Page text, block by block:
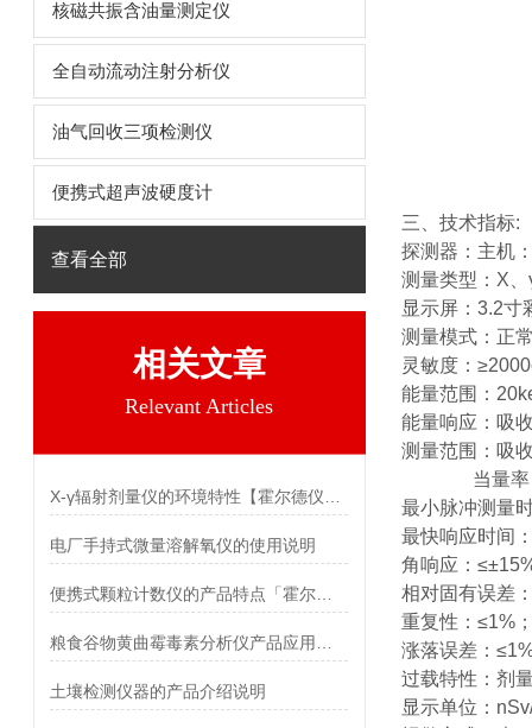
核磁共振含油量测定仪
全自动流动注射分析仪
油气回收三项检测仪
便携式超声波硬度计
查看全部
相关文章
Relevant Articles
电厂手持式微量溶解氧仪的使用说明
土壤检测仪器的产品介绍说明
三、技术指标:
探测器：主机
测量类型：X
显示屏：3.2寸
测量模式：正
灵敏度：
能量范围：
能量响应：吸
测量范围：吸
当量率：
最小脉冲测量
最快响应时间
角响应：
相对固有误差
重复性：≤1%
涨落误差：
过载特性：剂
显示单位：